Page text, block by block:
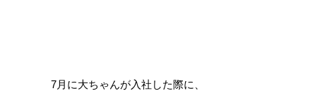
7月に大ちゃんが入社した際に、